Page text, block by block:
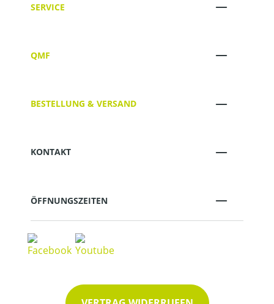
SERVICE
QMF
BESTELLUNG & VERSAND
KONTAKT
ÖFFNUNGSZEITEN